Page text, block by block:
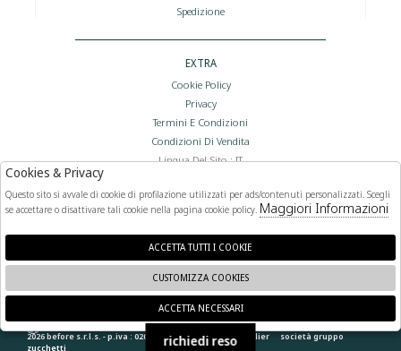
Spedizione
EXTRA
Cookie Policy
Privacy
Termini E Condizioni
Condizioni Di Vendita
Lingua Del Sito : IT
FOLLOW US
2026 before s.r.l.s. - p.iva : 02066400892 powered by atelier società gruppo
zucchetti
🍪
richiedi reso
Cookies & Privacy
Questo sito si avvale di cookie di profilazione utilizzati per ads/contenuti personalizzati. Scegli
se accettare o disattivare tali cookie nella pagina cookie policy. Maggiori Informazioni
ACCETTA TUTTI I COOKIE
CUSTOMIZZA COOKIES
ACCETTA NECESSARI